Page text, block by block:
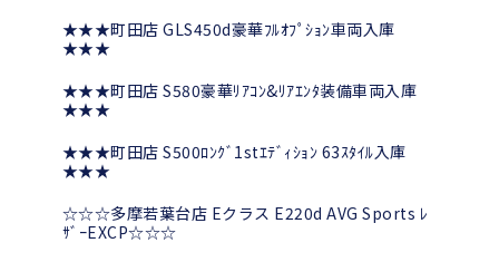
★★★町田店 GLS450d豪華ﾌﾙｵﾌﾟｼｮﾝ車両入庫
★★★
★★★町田店 S580豪華ﾘｱｺﾝ&ﾘｱｴﾝﾀ装備車両入庫
★★★
★★★町田店 S500ﾛﾝｸﾞ1stｴﾃﾞｨｼｮﾝ 63ｽﾀｲﾙ入庫
★★★
☆☆☆多摩若葉台店 Eクラス E220d AVG Sports ﾚ
ｻﾞｰEXCP☆☆☆